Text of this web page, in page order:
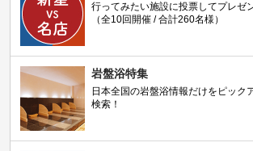
行ってみたい施設に投票してプレゼ
（全10回開催 / 合計260名様）
岩盤浴特集
日本全国の岩盤浴情報だけをピック
検索！